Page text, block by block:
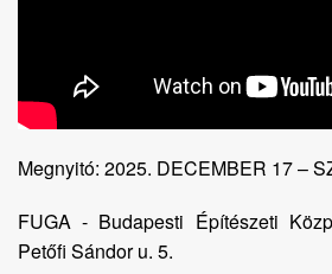
Megnyitó: 2025. DECEMBER 17 –
FUGA - Budapesti Építészeti
Petőfi Sándor u. 5.